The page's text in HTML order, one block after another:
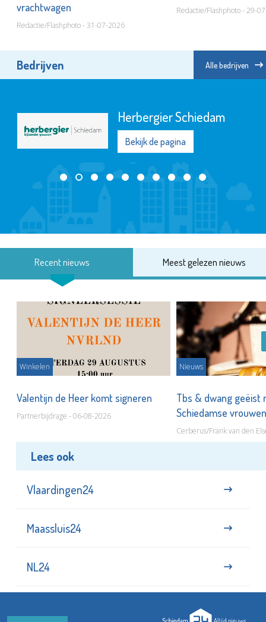
vrachtwagen
Redactie/Flashphoto - 31-07-2026
Redactie/Flashphoto - 29-
Bedrijven Alle bedrijven
Herbergier Schiedam
Bekijk de pagina
Recent nieuws Meest gelezen nieuws
Winkelen
Valentijn de Heer komt signeren
Partnerbijdrage - 06-08-2026
Nieuws
Tbs & dwang geëist
Schiedamse
Cerberus/Frank van den
Lees ook
Vlaardingen24
Maassluis24
NL24